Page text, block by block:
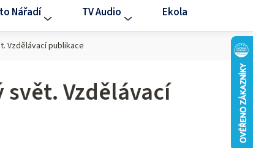
Nářadí TV Audio Ekola
Vzdělávací publikace
Vzdělávací